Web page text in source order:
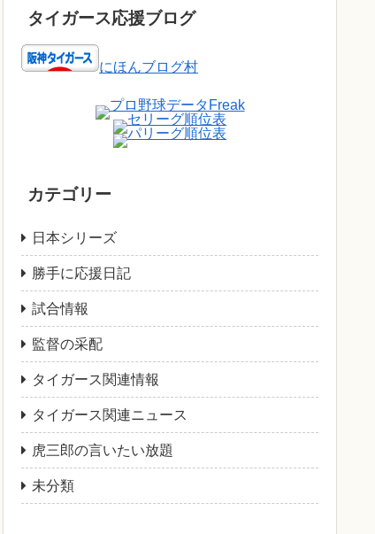
タイガース応援ブログ
にほんブログ村
カテゴリー
日本シリーズ
勝手に応援日記
試合情報
監督の采配
タイガース関連情報
タイガース関連ニュース
虎三郎の言いたい放題
未分類